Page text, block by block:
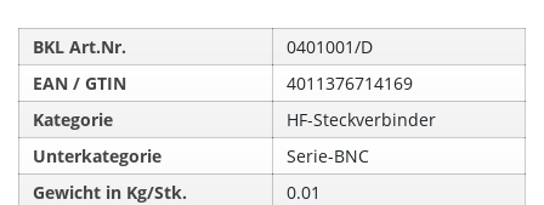
BKL Art.Nr.
0401001/D
EAN / GTIN
4011376714169
Kategorie
HF-Steckverbinder
Unterkategorie
Serie-BNC
Gewicht in Kg/Stk.
0.01